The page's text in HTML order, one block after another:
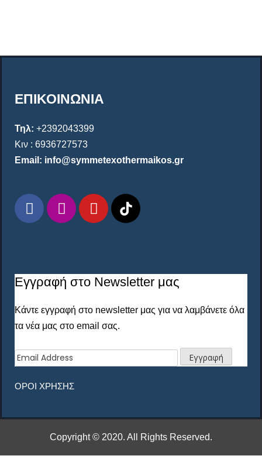
ΕΠΙΚΟΙΝΩΝΙΑ
Τηλ: +2392043399
Κιν : 6936727573
Email: info@symmetexothermaikos.gr
Εγγραφή στο Newsletter μας
Κάντε εγγραφή στο newsletter μας για να λαμβάνετε όλα
τα νέα μας στο email σας.
ΟΡΟΙ ΧΡΗΣΗΣ
Copyright © 2020. All Rights Reserved.